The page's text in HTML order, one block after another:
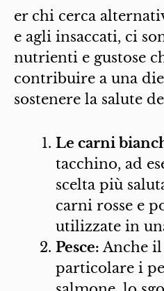
er chi cerca
e agli insaccati, ci
nutrienti e gustose
contribuire a una
sostenere la salute
Le carni
tacchino, ad
scelta più
carni rosse e
utilizzate in
Pesce:Anche il
particolare i